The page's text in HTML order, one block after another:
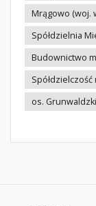
Mrągowo (woj.
Spółdzielnia
Budownictwo
os.